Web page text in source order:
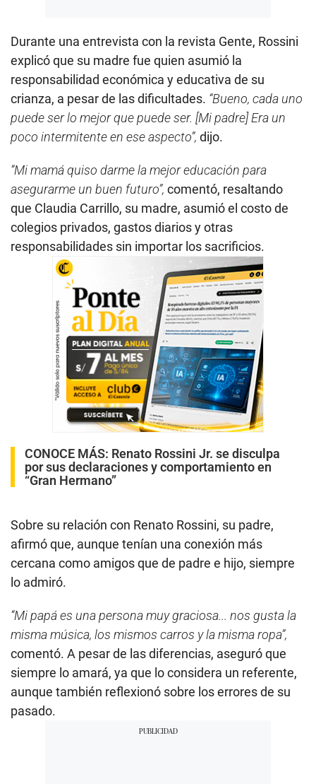
Durante una entrevista con la revista Gente, Rossini
explicó que su madre fue quien asumió la
responsabilidad económica y educativa de su
crianza, a pesar de las dificultades. “Bueno, cada uno
puede ser lo mejor que puede ser. [Mi padre] Era un
poco intermitente en ese aspecto”, dijo.
“Mi mamá quiso darme la mejor educación para
asegurarme un buen futuro”, comentó, resaltando
que Claudia Carrillo, su madre, asumió el costo de
colegios privados, gastos diarios y otras
responsabilidades sin importar los sacrificios.
CONOCE MÁS: Renato Rossini Jr. se disculpa
por sus declaraciones y comportamiento en
“Gran Hermano”
Sobre su relación con Renato Rossini, su padre,
afirmó que, aunque tenían una conexión más
cercana como amigos que de padre e hijo, siempre
lo admiró.
“Mi papá es una persona muy graciosa... nos gusta la
misma música, los mismos carros y la misma ropa”,
comentó. A pesar de las diferencias, aseguró que
siempre lo amará, ya que lo considera un referente,
aunque también reflexionó sobre los errores de su
pasado.